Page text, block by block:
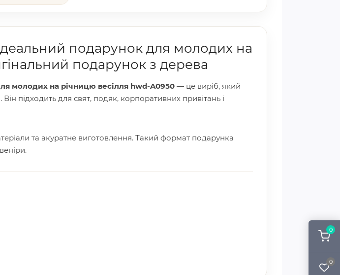
0
0
подарунок для молодих на
подарунок з дерева
молодих на річницю весілля hwd-A0950 — це виріб, який
підходить для свят, подяк, корпоративних привітань і
та акуратне виготовлення. Такий формат подарунка